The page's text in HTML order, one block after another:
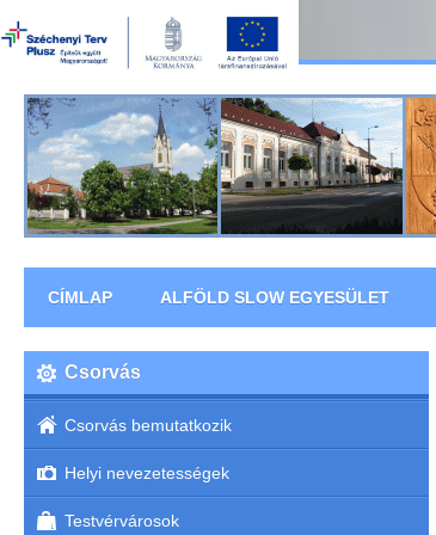
CÍMLAP ALFÖLD SLOW EGYESÜLET
Csorvás
Csorvás bemutatkozik
Helyi nevezetességek
Testvérvárosok